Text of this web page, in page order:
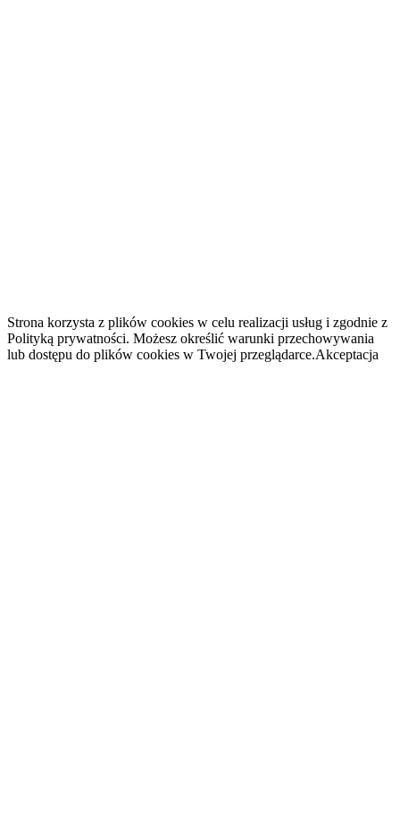
Strona korzysta z plików cookies w celu realizacji usług i zgodnie z
Polityką prywatności. Możesz określić warunki przechowywania
lub dostępu do plików cookies w Twojej przeglądarce.Akceptacja